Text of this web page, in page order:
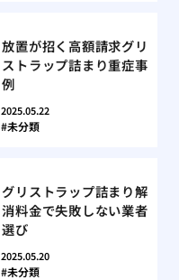
放置が招く高額請求グリ
ストラップ詰まり重症事
例
2025.05.22
未分類
グリストラップ詰まり解
消料金で失敗しない業者
選び
2025.05.20
未分類